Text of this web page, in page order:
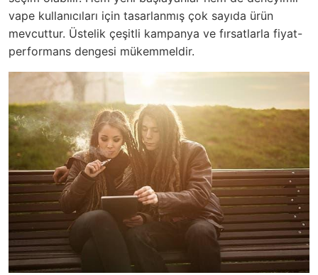
vape kullanıcıları için tasarlanmış çok sayıda ürün
mevcuttur. Üstelik çeşitli kampanya ve fırsatlarla fiyat-
performans dengesi mükemmeldir.